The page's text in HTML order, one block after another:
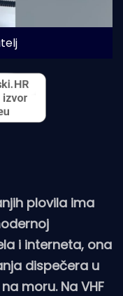
plovila ima
i interneta, ona
dispečera u
moru. Na VHF